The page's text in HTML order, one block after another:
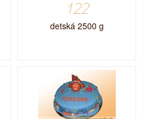
122
detská 2500 g